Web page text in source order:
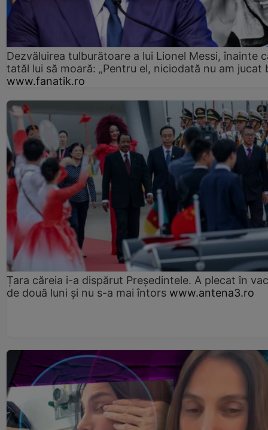
Dezvăluirea tulburătoare a lui Lionel Messi, înainte
tatăl lui să moară: „Pentru el, niciodată nu am jucat
www.fanatik.ro
Țara căreia i-a dispărut Președintele. A plecat în
de două luni și nu s-a mai întors www.antena3.ro